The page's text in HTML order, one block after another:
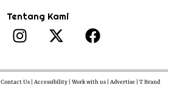
Tentang Kami
Contact Us | Accessibility | Work with us | Advertise | T Brand